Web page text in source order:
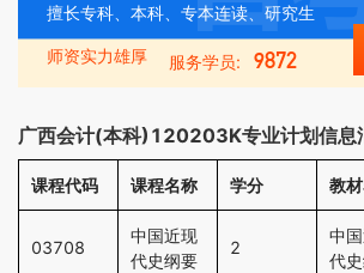
擅长专科、本科、专本连读、研究生
师资实力雄厚 服务学员: 9872
广西会计(本科)120203K专业计划信息
课程代码 课程名称 学分 教
03708
中国近现
代史纲要
2
中
代